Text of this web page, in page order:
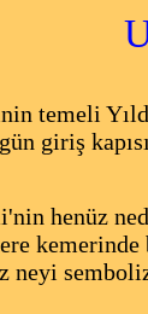
temeli
giriş
henüz
neyi